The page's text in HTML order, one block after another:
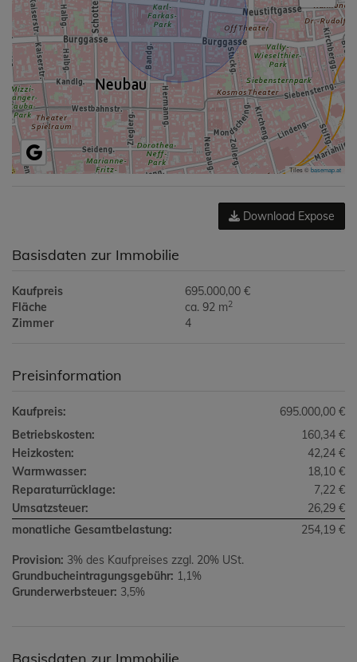
Tiles ©basemap.at
Download Expose
Basisdaten zur Immobilie
Kaufpreis
695.000,00 €
Fläche
ca. 92 m2
Zimmer 4
Preisinformation
Kaufpreis:
695.000,00 €
Betriebskosten:
160,34 €
Heizkosten:
42,24 €
Warmwasser:
18,10 €
Reparaturrücklage:
7,22 €
Umsatzsteuer:
26,29 €
monatliche Gesamtbelastung:
254,19 €
Provision: 3% des Kaufpreises zzgl. 20% USt.
Grundbucheintragungsgebühr: 1,1%
Grunderwerbsteuer: 3,5%